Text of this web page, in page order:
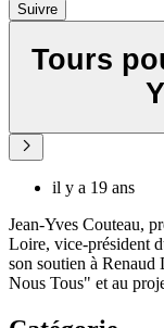
Suivre
Tours
il y a 19 ans
Jean-Yves Couteau,
Loire, vice-président
son soutien à Renaud
Nous Tous" et au